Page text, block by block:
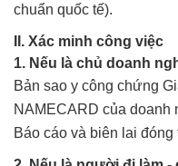
chuẩn quốc tế).
II. Xác minh công việc
1. Nếu là chủ doanh
Bản sao y công chứng
NAMECARD của doanh
Báo cáo và biên lai